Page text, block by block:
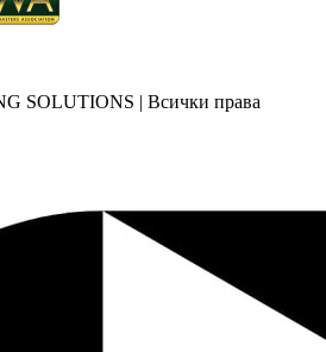
SOLUTIONS | Всички права